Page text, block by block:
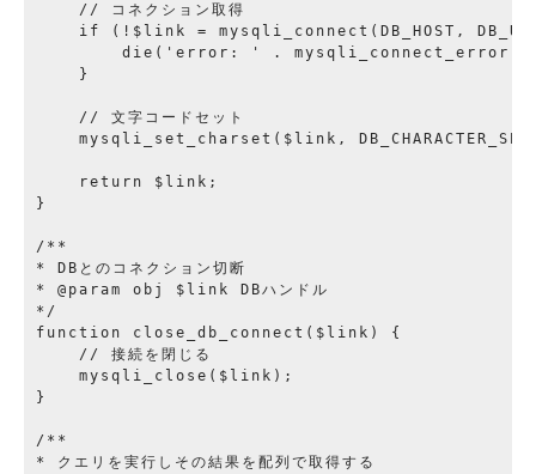
    // コネクション取得
if (!$link = mysqli_connect(DB_HOST,
die('error: ' .
    }
    // 文字コードセット
mysqli_set_charset($link,
    return $link;
}
/**
* DBとのコネクション切断
* @param obj $link DBハンドル
*/
function close_db_connect($link) {
    // 接続を閉じる
    mysqli_close($link);
}
/**
* クエリを実行しその結果を配列で取得する